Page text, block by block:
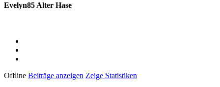
Evelyn85 Alter Hase
Offline Beiträge anzeigen Zeige Statistiken